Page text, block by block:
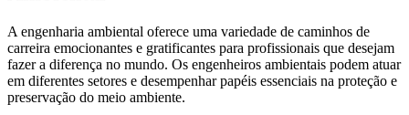
A engenharia ambiental oferece uma variedade de caminhos de
carreira emocionantes e gratificantes para profissionais que desejam
fazer a diferença no mundo. Os engenheiros ambientais podem atuar
em diferentes setores e desempenhar papéis essenciais na proteção e
preservação do meio ambiente.